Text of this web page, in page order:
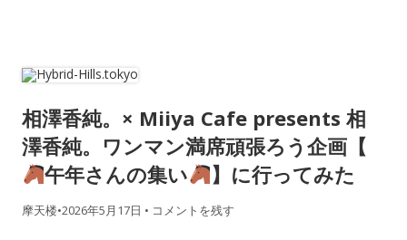
相澤香純。× Miiya Cafe presents 相
澤香純。ワンマン満席頑張ろう企画【
午年さんの集い
】に行ってみた
摩天楼•2026年5月17日 • コメントを残す